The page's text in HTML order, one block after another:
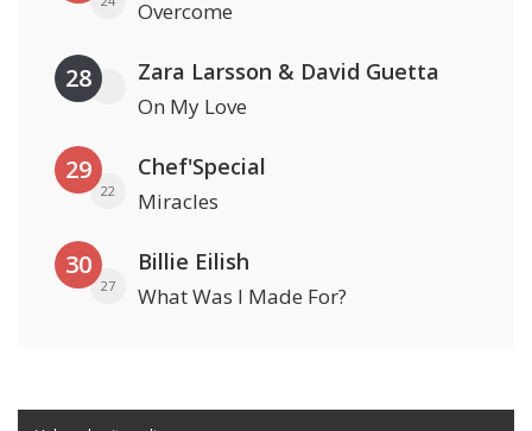
Overcome
28 Zara Larsson & David Guetta
On My Love
29
22
Chef'Special
Miracles
30
27
Billie Eilish
What Was I Made For?